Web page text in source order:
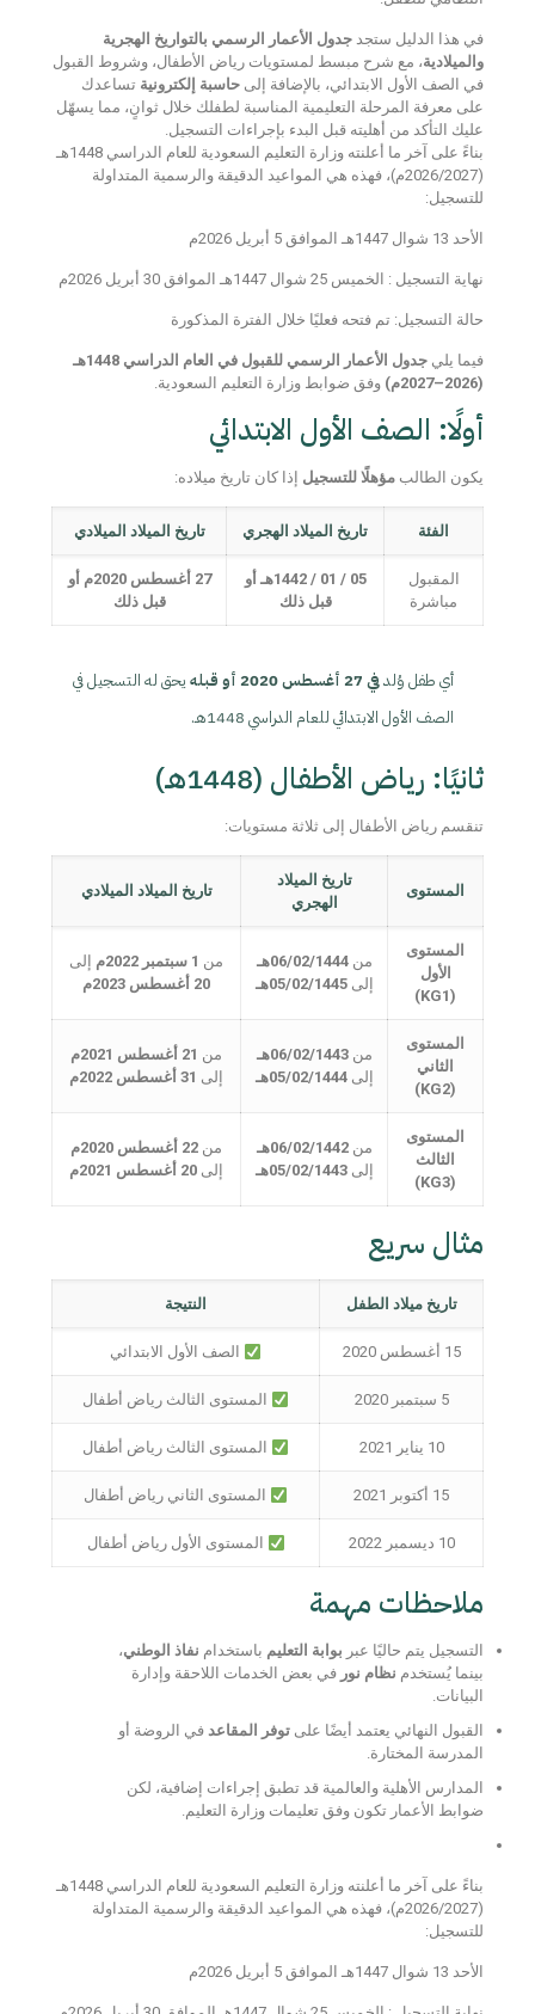
في هذا الدليل ستجد جدول الأعمار الرسمي بالتواريخ الهجرية
والميلادية، مع شرح مبسط لمستويات رياض الأطفال، وشروط القبول
في الصف الأول الابتدائي، بالإضافة إلى حاسبة إلكترونية تساعدك
على معرفة المرحلة التعليمية المناسبة لطفلك خلال ثوانٍ، مما يسهّل
عليك التأكد من أهليته قبل البدء بإجراءات التسجيل.
بناءً على آخر ما أعلنته وزارة التعليم السعودية للعام الدراسي
1448هـ
(2026/2027م)
، فهذه هي المواعيد الدقيقة والرسمية المتداولة
للتسجيل:
الأحد 13 شوال 1447هـ الموافق 5 أبريل 2026م
نهاية التسجيل : الخميس 25 شوال 1447هـ الموافق 30 أبريل 2026م
حالة التسجيل: تم فتحه فعليًا خلال الفترة المذكورة
فيما يلي
جدول الأعمار الرسمي للقبول في العام الدراسي 1448هـ
(2026–2027م)
وفق ضوابط وزارة التعليم السعودية.
أولًا: الصف الأول الابتدائي
يكون الطالب مؤهلًا للتسجيل إذا كان تاريخ ميلاده:
الفئة تاريخ الميلاد الهجري تاريخ الميلاد الميلادي
المقبول
مباشرة
05 / 01 / 1442هـ أو
قبل ذلك
27 أغسطس 2020م أو
قبل ذلك
أي طفل وُلدفي 27 أغسطس 2020 أو قبله
يحق له التسجيل في
الصف الأول الابتدائي للعام الدراسي 1448هـ.
ثانيًا: رياض الأطفال (1448هـ)
تنقسم رياض الأطفال إلى ثلاثة مستويات:
المستوى
تاريخ الميلاد
الهجري
تاريخ الميلاد الميلادي
المستوى
الأول
(KG1)
من06/02/1444هـ
إلى05/02/1445هـ
من 1 سبتمبر 2022م
إلى
20 أغسطس 2023م
المستوى
الثاني
(KG2)
من06/02/1443هـ
إلى05/02/1444هـ
من 21 أغسطس 2021م
إلى 31 أغسطس 2022م
المستوى
الثالث
(KG3)
من06/02/1442هـ
إلى05/02/1443هـ
من 22 أغسطس 2020م
إلى 20 أغسطس 2021م
مثال سريع
تاريخ ميلاد الطفل النتيجة
15 أغسطس 2020 الصف الأول الابتدائي
5 سبتمبر 2020 المستوى الثالث رياض أطفال
10 يناير 2021 المستوى الثالث رياض أطفال
15 أكتوبر 2021 المستوى الثاني رياض أطفال
10 ديسمبر 2022 المستوى الأول رياض أطفال
ملاحظات مهمة
التسجيل يتم حاليًا عبر بوابة التعليم باستخدام نفاذ الوطني،
بينما يُستخدم نظام نور في بعض الخدمات اللاحقة وإدارة
البيانات.
القبول النهائي يعتمد أيضًا على توفر المقاعد في الروضة أو
المدرسة المختارة.
المدارس الأهلية والعالمية قد تطبق إجراءات إضافية، لكن
ضوابط الأعمار تكون وفق تعليمات وزارة التعليم.
بناءً على آخر ما أعلنته وزارة التعليم السعودية للعام الدراسي
1448هـ
(2026/2027م)
، فهذه هي المواعيد الدقيقة والرسمية المتداولة
للتسجيل:
الأحد 13 شوال 1447هـ الموافق 5 أبريل 2026م